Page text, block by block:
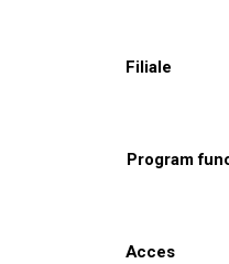
Filiale
Program
Acces